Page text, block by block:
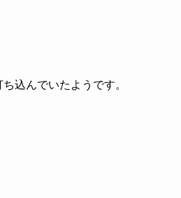
込んでいたようです。